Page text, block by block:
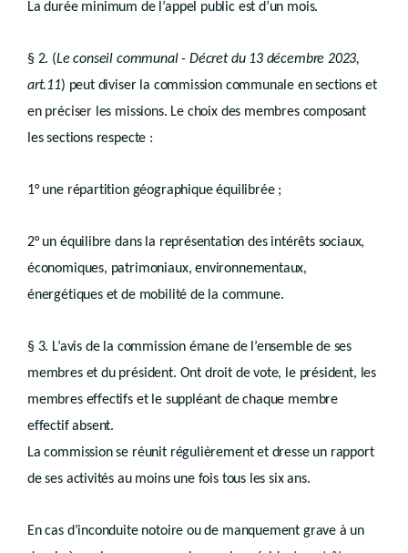
Des permis en relation avec d’autres polices administratives
Art. D.IV.107
Art. D.IV.108
Art. D.IV.109
Titre VIII
Droit transitoire
Art. D.IV.110
Art. D.IV.111
Art. D.IV.113
Art. D.IV.113/1
Chapitre II
Effets juridiques
Valeur juridique
Art. D.IV.114
Sous-section 2 Péremption
Art. D.IV.115
Art. D.IV.116
Art. D.IV.117
Section 2 Permis d’urbanisme - péremption
Livre V
AMÉNAGEMENT DU TERRITOIRE ET URBANISME OPÉRATIONNELS
La durée minimum de l’appel public est d’un mois.
§ 2. (Le conseil communal - Décret du 13 décembre 2023,
art.11) peut diviser la commission communale en sections et
en préciser les missions. Le choix des membres composant
les sections respecte :
1° une répartition géographique équilibrée ;
2° un équilibre dans la représentation des intérêts sociaux,
économiques, patrimoniaux, environnementaux,
énergétiques et de mobilité de la commune.
§ 3. L’avis de la commission émane de l’ensemble de ses
membres et du président. Ont droit de vote, le président, les
membres effectifs et le suppléant de chaque membre
effectif absent.
La commission se réunit régulièrement et dresse un rapport
de ses activités au moins une fois tous les six ans.
En cas d’inconduite notoire ou de manquement grave à un